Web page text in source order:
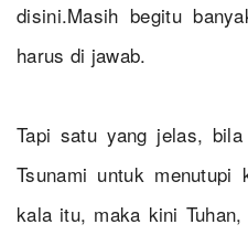
disini.Masih begitu
harus di jawab.
Tapi satu yang jelas, bila
Tsunami untuk menutupi
kala itu, maka kini